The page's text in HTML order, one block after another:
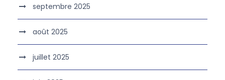
septembre 2025
août 2025
juillet 2025